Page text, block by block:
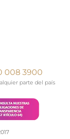
008 3900
parte del país